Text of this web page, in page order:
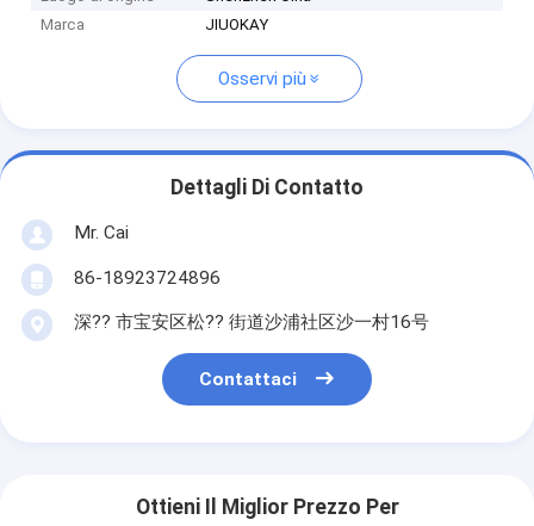
Marca
JIUOKAY
Osservi più
Dettagli Di Contatto
Mr. Cai
86-18923724896
深?? 市宝安区松?? 街道沙浦社区沙一村16号
Contattaci
Ottieni Il Miglior Prezzo Per